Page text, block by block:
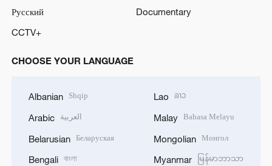
Русский
Documentary
CCTV+
CHOOSE YOUR LANGUAGE
Albanian Shqip
Arabic العربية
Belarusian Беларуская
Bengali বাংলা
Lao ລາວ
Malay Bahasa Melayu
Mongolian Монгол
Myanmar မြန်မာဘာသာ